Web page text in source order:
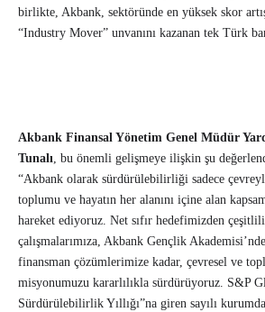
birlikte, Akbank, sektöründe en yüksek skor
“Industry Mover” unvanını kazanan tek Türk
Akbank Finansal Yönetim Genel Müdür
Tunalı, bu önemli gelişmeye ilişkin şu
“Akbank olarak sürdürülebilirliği sadece
toplumu ve hayatın her alanını içine alan
hareket ediyoruz. Net sıfır hedefimizden
çalışmalarımıza, Akbank Gençlik
finansman çözümlerimize kadar, çevresel ve
misyonumuzu kararlılıkla sürdürüyoruz. S&P
Sürdürülebilirlik Yıllığı”na giren sayılı